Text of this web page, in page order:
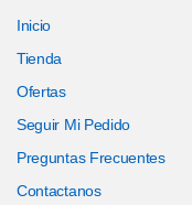
Inicio
Tienda
Ofertas
Seguir Mi Pedido
Preguntas Frecuentes
Contactanos